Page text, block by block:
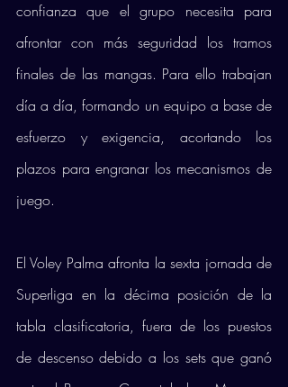
confianza que el grupo necesita para
afrontar con más seguridad los tramos
finales de las mangas. Para ello trabajan
día a día, formando un equipo a base de
esfuerzo y exigencia, acortando los
plazos para engranar los mecanismos de
juego.
El Voley Palma afronta la sexta jornada de
Superliga en la décima posición de la
tabla clasificatoria, fuera de los puestos
de descenso debido a los sets que ganó